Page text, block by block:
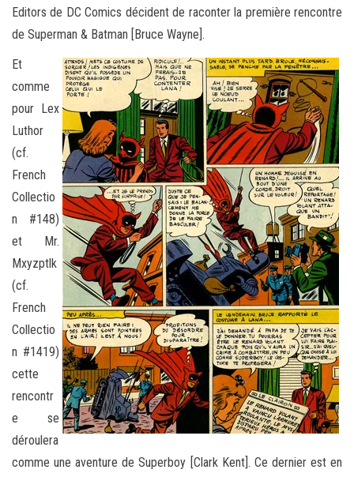
Editors de DC Comics décident de raconter la première rencontre
de Superman & Batman [Bruce Wayne].
Et
comme
pour Lex
Luthor
(cf.
French
Collectio
n #148)
et Mr.
Mxyzptlk
(cf.
French
Collectio
n #1419)
cette
rencontr
e se
déroulera
comme une aventure de Superboy [Clark Kent]. Ce dernier est en